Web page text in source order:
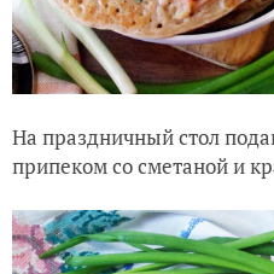
На праздничный стол
припеком со сметаной и